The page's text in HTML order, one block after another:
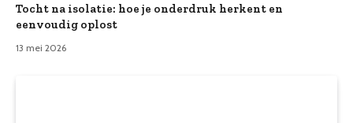
Tocht na isolatie: hoe je onderdruk herkent en
eenvoudig oplost
13 mei 2026